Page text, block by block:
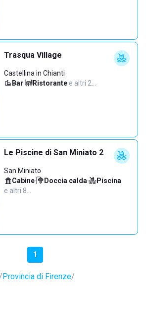
Trasqua Village
Castellina in Chianti
Bar· Ristorante·e altri 2…
Le Piscine di San Miniato 2
San Miniato
Cabine· Doccia calda· Piscina·
e altri 8…
1
Provincia di Firenze